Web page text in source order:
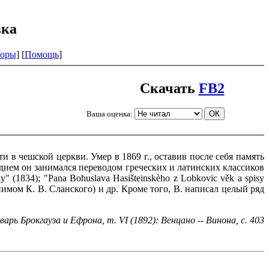
] [Помощь]
Скачать FB2
Ваша оценка:
чешской церкви. Умер в 1869 г., оставив после себя память
он занимался переводом греческих и латинских классиков
(1834); "Pana Bohuslava Hasišteinskèho z Lobkovic věk a spisy
К. В. Сланского) и др. Кроме того, В. написал целый ряд
Брокгауза и Ефрона, т. VI (1892): Венцано -- Винона, с. 403